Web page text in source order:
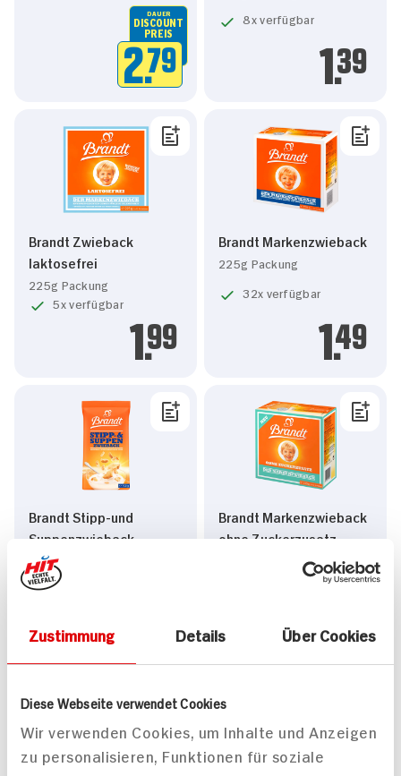
Zustimmung Details Über Cookies
Diese Webseite verwendet Cookies
Wir verwenden Cookies, um Inhalte und Anzeigen
zu personalisieren, Funktionen für soziale
DAUER
DISCOUNT
PREIS
2.79
8x verfügbar
1.39
Brandt Zwieback
laktosefrei
225g Packung
5x verfügbar
1.99
Brandt Markenzwieback
225g Packung
32x verfügbar
1.49
Brandt Stipp-und
Suppenzwieback
400g Packung
5x verfügbar
Brandt Markenzwieback
ohne Zuckerzusatz
8x verfügbar